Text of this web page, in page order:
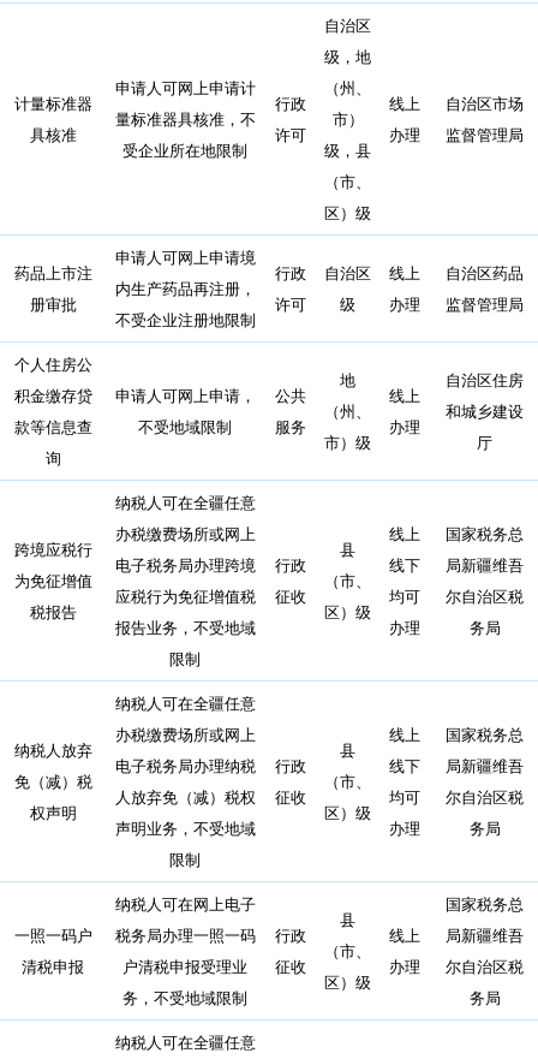
计量标准器
具核准
申请人可网上申请计
量标准器具核准，不
受企业所在地限制
行政
许可
自治区
级，地
（州、
市）
级，县
（市、
区）级
线上
办理
自治区市场
监督管理局
药品上市注
册审批
申请人可网上申请境
内生产药品再注册，
不受企业注册地限制
行政
许可
自治区
级
线上
办理
自治区药品
监督管理局
个人住房公
积金缴存贷
款等信息查
询
申请人可网上申请，
不受地域限制
公共
服务
地
（州、
市）级
线上
办理
自治区住房
和城乡建设
厅
跨境应税行
为免征增值
税报告
纳税人可在全疆任意
办税缴费场所或网上
电子税务局办理跨境
应税行为免征增值税
报告业务，不受地域
限制
行政
征收
县
（市、
区）级
线上
线下
均可
办理
国家税务总
局新疆维吾
尔自治区税
务局
纳税人放弃
免（减）税
权声明
纳税人可在全疆任意
办税缴费场所或网上
电子税务局办理纳税
人放弃免（减）税权
声明业务，不受地域
限制
行政
征收
县
（市、
区）级
线上
线下
均可
办理
国家税务总
局新疆维吾
尔自治区税
务局
一照一码户
清税申报
纳税人可在网上电子
税务局办理一照一码
户清税申报受理业
务，不受地域限制
行政
征收
县
（市、
区）级
线上
办理
国家税务总
局新疆维吾
尔自治区税
务局
纳税人可在全疆任意